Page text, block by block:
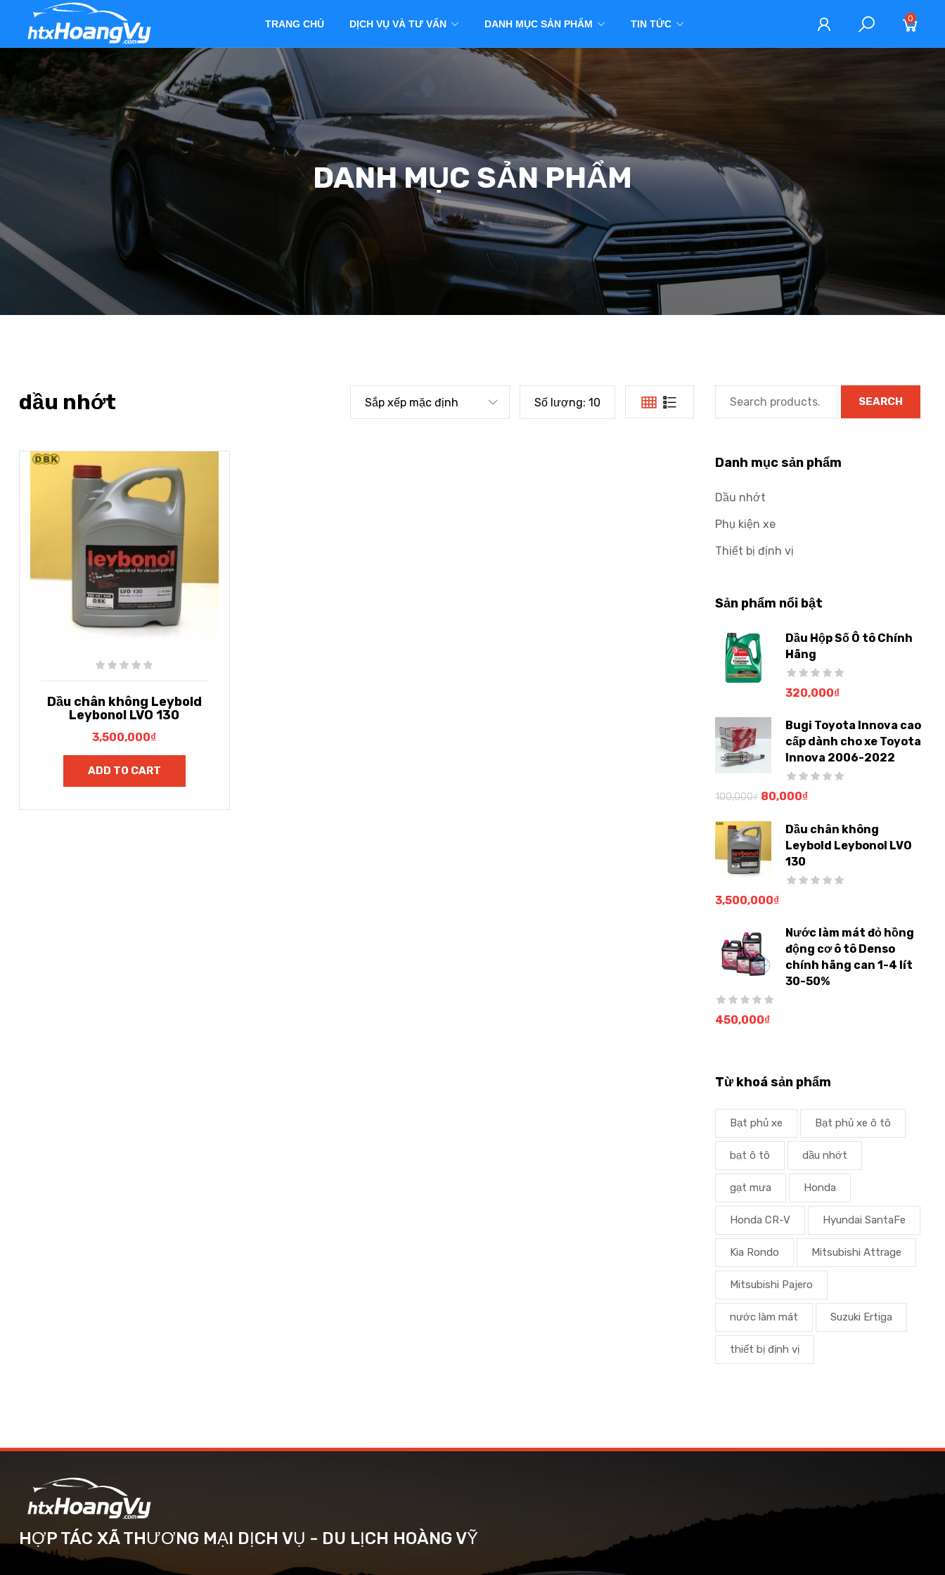
TRANG CHỦ DỊCH VỤ VÀ TƯ VẤN DANH MỤC SẢN PHẨM TIN TỨC 0
DANH MỤC SẢN PHẨM
dầu nhớt Sắp xếp mặc định Số lượng: 10
Dầu chân không Leybold
Leybonol LVO 130
3,500,000₫
ADD TO CART
SEARCH
Danh mục sản phẩm
Dầu nhớt
Phụ kiện xe
Thiết bị định vị
Sản phẩm nổi bật
Dầu Hộp Số Ô tô Chính
Hãng
320,000₫
Bugi Toyota Innova cao
cấp dành cho xe Toyota
Innova 2006-2022
100,000₫ 80,000₫
Dầu chân không
Leybold Leybonol LVO
130
3,500,000₫
Nước làm mát đỏ hồng
động cơ ô tô Denso
chính hãng can 1-4 lít
30-50%
450,000₫
Từ khoá sản phẩm
Bạt phủ xe Bạt phủ xe ô tô
bạt ô tô dầu nhớt
gạt mưa Honda
Honda CR-V Hyundai SantaFe
Kia Rondo Mitsubishi Attrage
Mitsubishi Pajero
nước làm mát Suzuki Ertiga
thiết bị định vị
HỢP TÁC XÃ THƯƠNG MẠI DỊCH VỤ - DU LỊCH HOÀNG VỸ